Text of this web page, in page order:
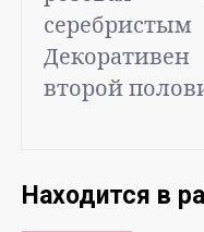
второй
Находится в